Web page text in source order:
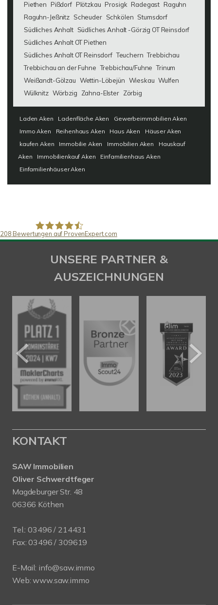
Piethen
Pißdorf Plötzkau Prosigk Radegast Raguhn
Raguhn-Jeßnitz Scheuder Schkölen Stumsdorf
Südliches Anhalt Südliches Anhalt -Görzig OT Reinsdorf
Südliches Anhalt OT Piethen
Südliches Anhalt OT Reinsdorf Teuchern Trebbichau
Trebbichau an der Fuhne Trebbichau/Fuhne Trinum
Weißandt-Gölzau Wettin-Löbejün Wieskau Wulfen
Wülknitz Wörbzig Zahna-Elster Zörbig
Laden Aken Ladenfläche Aken
Gewerbeimmobilien Aken
Immo Aken
Reihenhaus Aken Haus Aken
Häuser Aken
kaufen Aken
Immobilie Aken Immobilien Aken
Hauskauf
Aken
Immobilienkauf Aken
Einfamilienhaus Aken
Einfamilienhäuser Aken
SAW Immobilien
208 Bewertungen auf ProvenExpert.com
UNSERE PARTNER &
AUSZEICHNUNGEN
KONTAKT
SAW Immobilien
Oliver Schwerdtfeger
Magdeburger Str. 48
06366 Köthen
Tel.:03496 / 214431
Fax: 03496 / 309619
E-Mail: info@saw.immo
Web:www.saw.immo